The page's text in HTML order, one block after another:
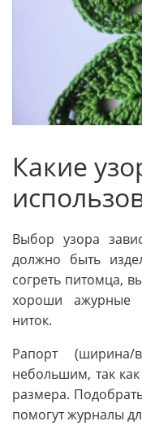
Какие
Выбор узора
должно быть
согреть питомца,
хороши ажурные
ниток.
Рапорт
небольшим, так
размера.
помогут журналы